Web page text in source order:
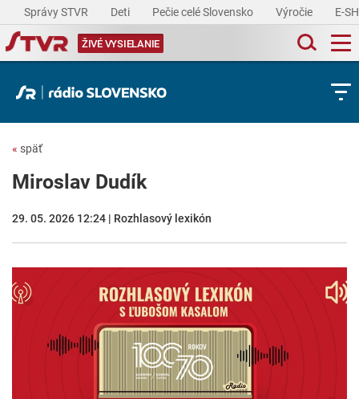
Správy STVR Deti Pečie celé Slovensko Výročie E-
ŽIVÉ VYSIELANIE
« späť
Miroslav Dudík
29. 05. 2026 12:24 | Rozhlasový lexikón